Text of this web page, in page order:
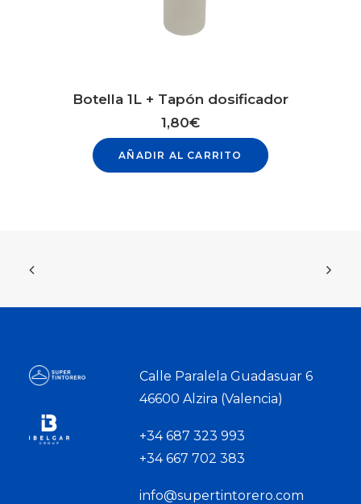
Botella 1L + Tapón dosificador
1,80€
AÑADIR AL CARRITO
Calle Paralela Guadasuar 6
46600 Alzira (Valencia)
+34 687 323 993
+34 667 702 383
info@supertintorero.com